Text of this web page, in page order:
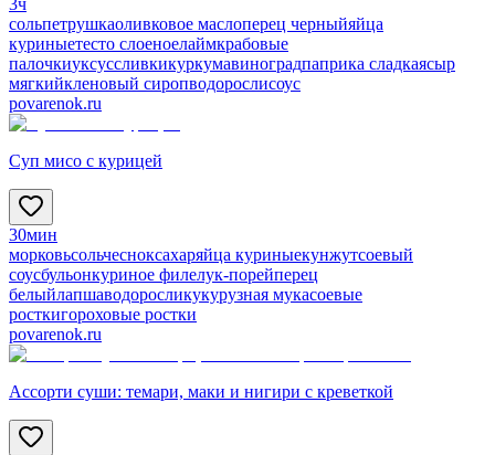
3ч
сольпетрушкаоливковое маслоперец черныйяйца
куриныетесто слоеноелаймкрабовые
палочкиуксуссливкикуркумавиноградпаприка сладкаясыр
мягкийкленовый сиропводорослисоус
povarenok.ru
Суп мисо с курицей
30мин
морковьсольчесноксахаряйца куриныекунжутсоевый
соусбульонкуриное филелук-порейперец
белыйлапшаводоросликукурузная мукасоевые
росткигороховые ростки
povarenok.ru
Ассорти суши: темари, маки и нигири с креветкой